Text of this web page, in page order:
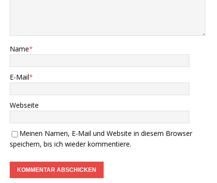
Name*
E-Mail*
Webseite
Meinen Namen, E-Mail und Website in diesem Browser
speichern, bis ich wieder kommentiere.